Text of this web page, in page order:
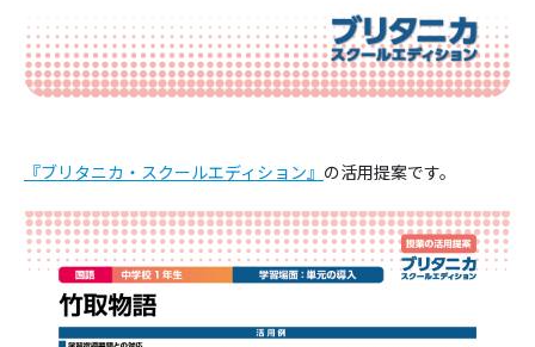
『ブリタニカ・スクールエディション』 の活用提案です。